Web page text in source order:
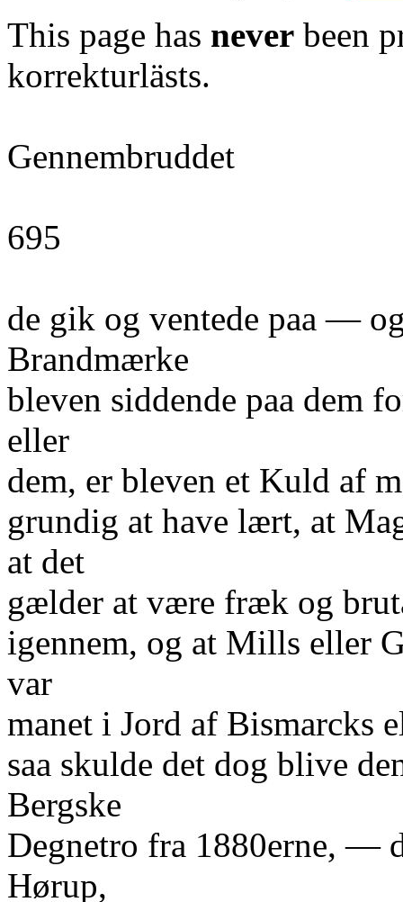
This page has never been
korrekturlästs.
Gennembruddet
695
de gik og ventede paa —
Brandmærke
bleven siddende paa dem
eller
dem, er bleven et Kuld af
grundig at have lært, at
at det
gælder at være fræk og
igennem, og at Mills eller
var
manet i Jord af Bismarcks
saa skulde det dog blive
Bergske
Degnetro fra 1880erne, —
Hørup,